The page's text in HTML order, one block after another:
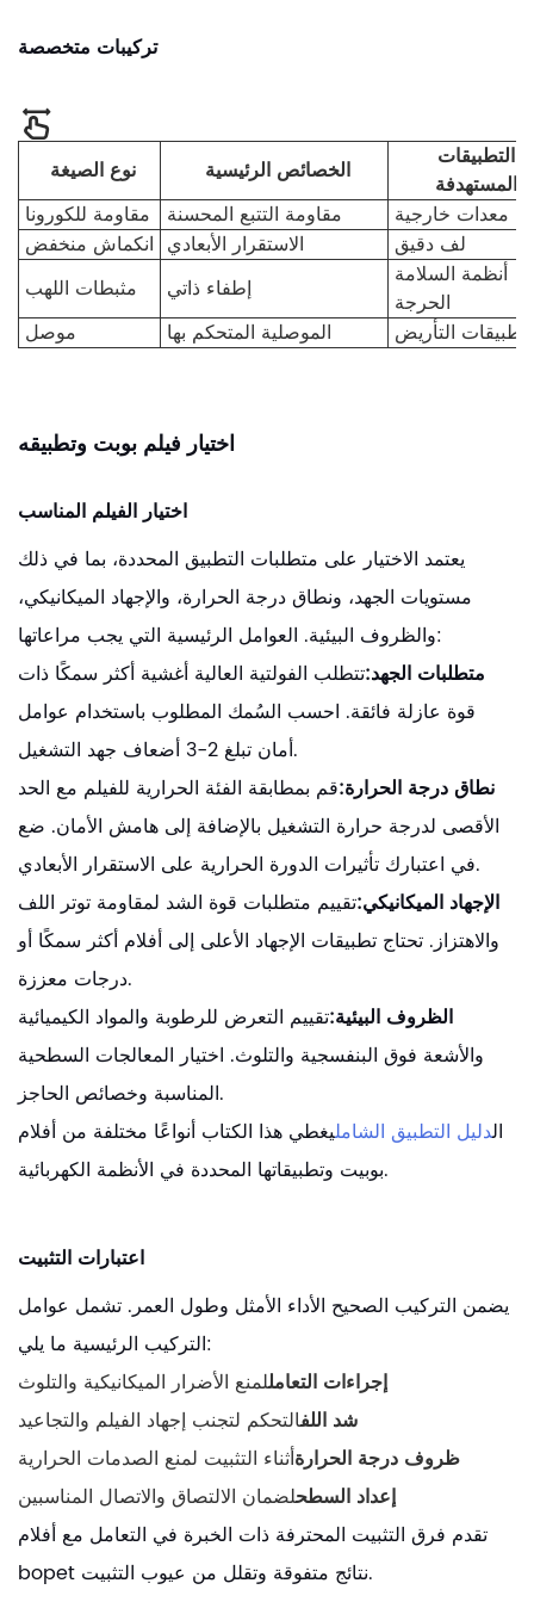
تركيبات متخصصة
نوع الصيغة الخصائص الرئيسية
التطبيقات
المستهدفة
مقاومة للكورونا
مقاومة التتبع المحسنة
معدات خارجية
انكماش منخفض الاستقرار الأبعادي
لف دقيق
مثبطات اللهب
إطفاء ذاتي
أنظمة السلامة
الحرجة
موصل
الموصلية المتحكم بها تطبيقات التأريض
اختيار فيلم بوبت وتطبيقه
اختيار الفيلم المناسب
يعتمد الاختيار على متطلبات التطبيق المحددة، بما في ذلك
مستويات الجهد، ونطاق درجة الحرارة، والإجهاد الميكانيكي،
والظروف البيئية. العوامل الرئيسية التي يجب مراعاتها:
متطلبات الجهد:تتطلب الفولتية العالية أغشية أكثر سمكًا ذات
قوة عازلة فائقة. احسب السُمك المطلوب باستخدام عوامل
أمان تبلغ 2-3 أضعاف جهد التشغيل.
نطاق درجة الحرارة:قم بمطابقة الفئة الحرارية للفيلم مع الحد
الأقصى لدرجة حرارة التشغيل بالإضافة إلى هامش الأمان. ضع
في اعتبارك تأثيرات الدورة الحرارية على الاستقرار الأبعادي.
الإجهاد الميكانيكي:تقييم متطلبات قوة الشد لمقاومة توتر اللف
والاهتزاز. تحتاج تطبيقات الإجهاد الأعلى إلى أفلام أكثر سمكًا أو
درجات معززة.
الظروف البيئية:تقييم التعرض للرطوبة والمواد الكيميائية
والأشعة فوق البنفسجية والتلوث. اختيار المعالجات السطحية
المناسبة وخصائص الحاجز.
الدليل التطبيق الشامليغطي هذا الكتاب أنواعًا مختلفة من أفلام
بوبيت وتطبيقاتها المحددة في الأنظمة الكهربائية.
اعتبارات التثبيت
يضمن التركيب الصحيح الأداء الأمثل وطول العمر. تشمل عوامل
التركيب الرئيسية ما يلي:
إجراءات التعامللمنع الأضرار الميكانيكية والتلوث
شد اللفالتحكم لتجنب إجهاد الفيلم والتجاعيد
ظروف درجة الحرارةأثناء التثبيت لمنع الصدمات الحرارية
إعداد السطحلضمان الالتصاق والاتصال المناسبين
تقدم فرق التثبيت المحترفة ذات الخبرة في التعامل مع أفلام
bopet نتائج متفوقة وتقلل من عيوب التثبيت.